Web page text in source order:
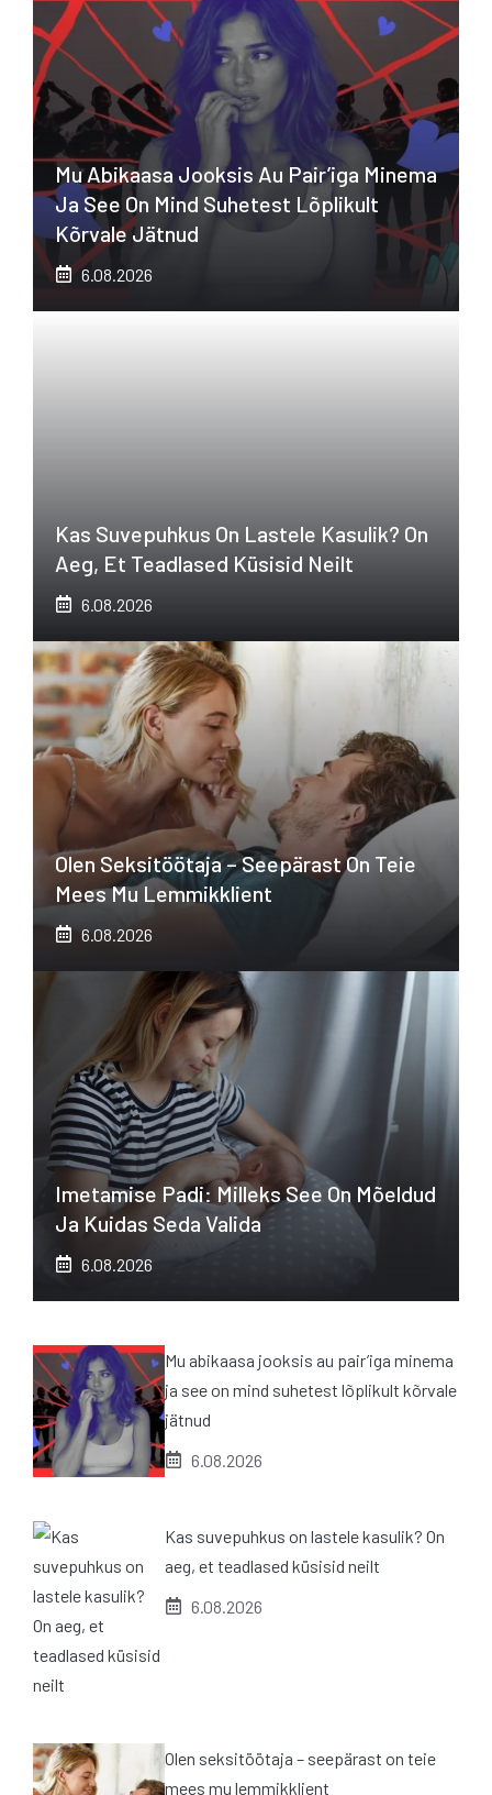
Mu Abikaasa Jooksis Au Pair’iga Minema
Ja See On Mind Suhetest Lõplikult
Kõrvale Jätnud
6.08.2026
Kas Suvepuhkus On Lastele Kasulik? On
Aeg, Et Teadlased Küsisid Neilt
6.08.2026
Olen Seksitöötaja – Seepärast On Teie
Mees Mu Lemmikklient
6.08.2026
Imetamise Padi: Milleks See On Mõeldud
Ja Kuidas Seda Valida
6.08.2026
Mu abikaasa jooksis au pair’iga minema
ja see on mind suhetest lõplikult kõrvale
jätnud
6.08.2026
Kas suvepuhkus on lastele kasulik? On
aeg, et teadlased küsisid neilt
6.08.2026
Olen seksitöötaja – seepärast on teie
mees mu lemmikklient